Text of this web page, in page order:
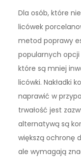
Dla osób, które
licówek
metod poprawy
popularnych opcji
które są mniej
licówki. Nakładki
naprawić w
trwałość jest
alternatywą są
większą ochronę
ale wymagają